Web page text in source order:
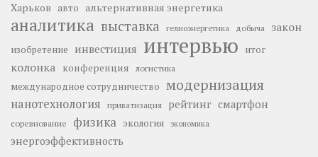
Харьков авто альтернативная энергетика
аналитика выставка гелиоэнергетика добыча закон
изобретение инвестиция интервью итог
колонка конференция логистика
международное сотрудничество модернизация
нанотехнология приватизация рейтинг смартфон
соревнование физика экология экономика
энергоэффективность